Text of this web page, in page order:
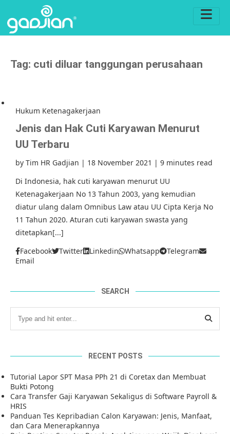
Tag: cuti diluar tanggungan perusahaan
Hukum Ketenagakerjaan
Jenis dan Hak Cuti Karyawan Menurut
UU Terbaru
by Tim HR Gadjian | 18 November 2021 | 9 minutes read
Di Indonesia, hak cuti karyawan menurut UU
Ketenagakerjaan No 13 Tahun 2003, yang kemudian
diatur ulang dalam Omnibus Law atau UU Cipta Kerja No
11 Tahun 2020. Aturan cuti karyawan swasta yang
ditetapkan[...]
Facebook
Twitter Linkedin Whatsapp
Telegram
Email
SEARCH
RECENT POSTS
Tutorial Lapor SPT Masa PPh 21 di Coretax dan Membuat
Bukti Potong
Cara Transfer Gaji Karyawan Sekaligus di Software Payroll &
HRIS
Panduan Tes Kepribadian Calon Karyawan: Jenis, Manfaat,
dan Cara Menerapkannya